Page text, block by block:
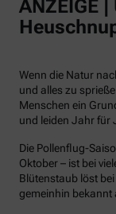
ANZEIGE
Wenn die Natur
und alles zu
Menschen ein
und leiden Jahr für
Die Pollenflug-
Oktober – ist bei
Blütenstaub löst
gemeinhin bekannt